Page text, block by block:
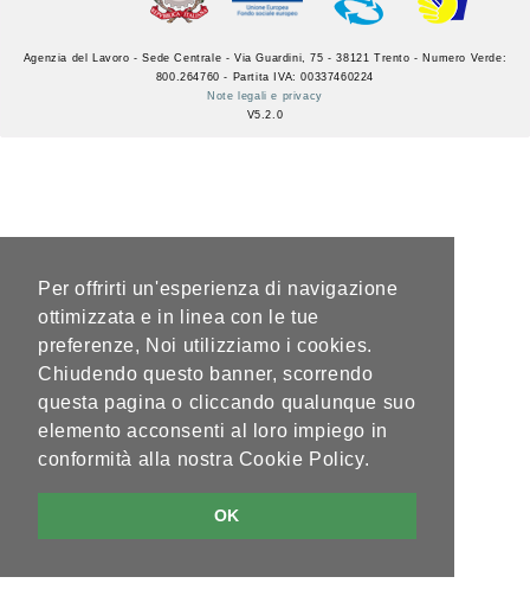
Per offrirti un'esperienza di navigazione
ottimizzata e in linea con le tue
preferenze, Noi utilizziamo i cookies.
Chiudendo questo banner, scorrendo
questa pagina o cliccando qualunque suo
elemento acconsenti al loro impiego in
conformità alla nostra Cookie Policy.
OK
Agenzia del Lavoro - Sede Centrale - Via Guardini, 75 - 38121 Trento - Numero Verde:
800.264760 - Partita IVA: 00337460224
Note legali e privacy
V5.2.0